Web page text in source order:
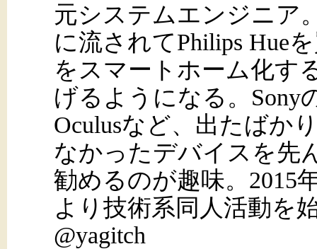
元システムエンジニア
に流されてPhilips Hue
をスマートホーム化す
げるようになる。Sony
Oculusなど、出たばか
なかったデバイスを先
勧めるのが趣味。2015
より技術系同人活動を
@yagitch